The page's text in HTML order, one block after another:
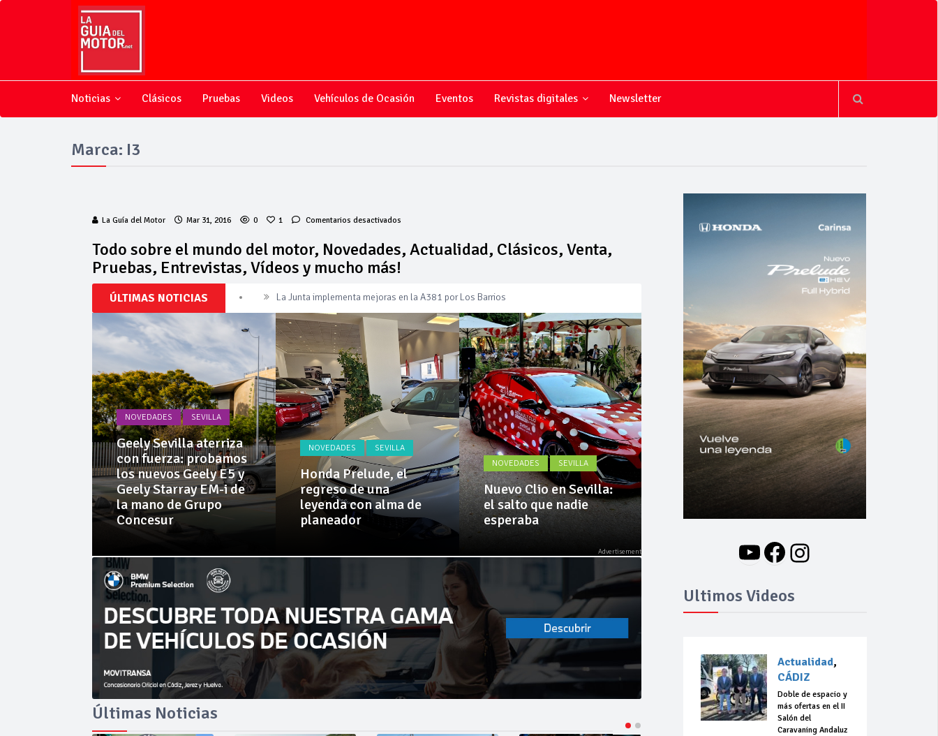
Noticias Clásicos Pruebas Videos Vehículos de Ocasión Eventos Revistas digitales Newsletter
Marca: I3
La Guía del Motor Mar 31, 2016 0 1 Comentarios desactivadosen
sobre
el
motor,
Novedades,
Actualidad,
Clásicos,
Venta,
Pruebas,
Entrevistas,
Vídeos
y
mucho
más!
Todo sobre el mundo del motor, Novedades, Actualidad, Clásicos, Venta,
Pruebas, Entrevistas, Vídeos y mucho más!
ÚLTIMAS NOTICIAS
Cárnicas El Alcazar, patrocinador de la 42ª Subida a Vejer
NOVEDADES SEVILLA
Geely Sevilla aterriza
con fuerza: probamos
los nuevos Geely E5 y
Geely Starray EM-i de
la mano de Grupo
Concesur
NOVEDADES SEVILLA
Honda Prelude, el
regreso de una
leyenda con alma de
planeador
NOVEDADES SEVILLA
Nuevo Clio en Sevilla:
el salto que nadie
esperaba
NOVEDADES
Nuevo BMW i3: Y
finalmente el Serie 3
se hizo eléctrico
Últimas Noticias
YouTube
Facebook
Instagram
Ultimos Videos
Actualidad,
CÁDIZ
Doble de espacio y
más ofertas en el II
Salón del
Caravaning Andaluz